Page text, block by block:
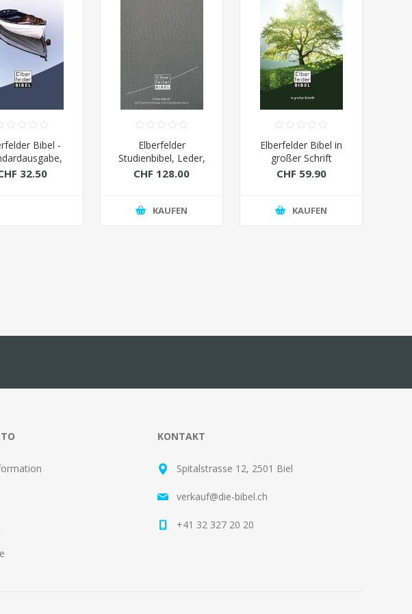
Bibel -
Boot
32.50
Elberfelder
Studienbibel, Leder,
mit Sprachschlüssel
CHF 128.00
KAUFEN
Elberfelder Bibel in
großer Schrift
CHF 59.90
KAUFEN
KONTAKT
Spitalstrasse 12, 2501 Biel
verkauf@die-bibel.ch
+41 32 327 20 20